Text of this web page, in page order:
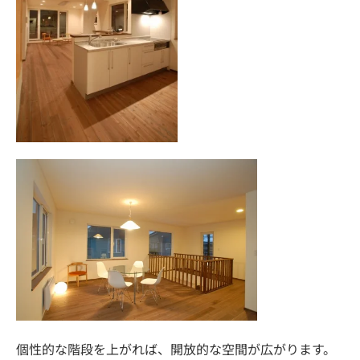
個性的な階段を上がれば、開放的な空間が広がります。